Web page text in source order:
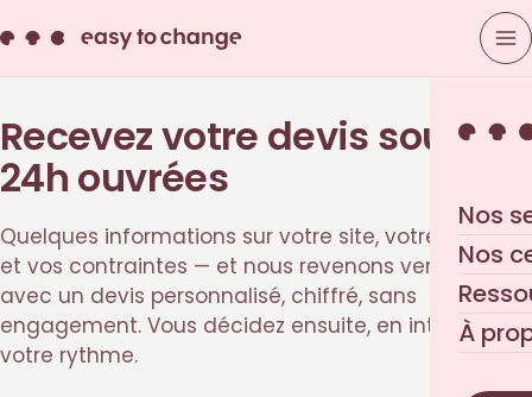
Nos
Nos
À
Recevez votre devis sous
24h ouvrées
Quelques informations sur votre site, votre besoin
et vos contraintes — et nous revenons vers vous
avec un devis personnalisé, chiffré, sans
engagement. Vous décidez ensuite, en interne, à
votre rythme.